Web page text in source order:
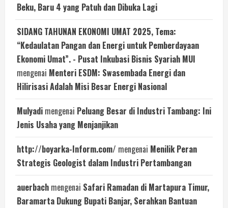
Beku, Baru 4 yang Patuh dan Dibuka Lagi
SIDANG TAHUNAN EKONOMI UMAT 2025, Tema:
“Kedaulatan Pangan dan Energi untuk Pemberdayaan
Ekonomi Umat”. - Pusat Inkubasi Bisnis Syariah MUI
mengenai Menteri ESDM: Swasembada Energi dan
Hilirisasi Adalah Misi Besar Energi Nasional
Mulyadi mengenai Peluang Besar di Industri Tambang: Ini
Jenis Usaha yang Menjanjikan
http://boyarka-Inform.com/ mengenai Menilik Peran
Strategis Geologist dalam Industri Pertambangan
auerbach mengenai Safari Ramadan di Martapura Timur,
Baramarta Dukung Bupati Banjar, Serahkan Bantuan